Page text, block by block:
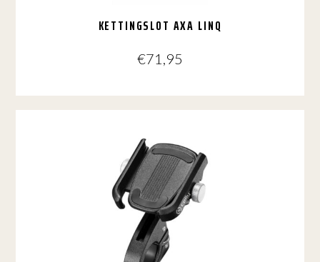
KETTINGSLOT AXA LINQ
€71,95